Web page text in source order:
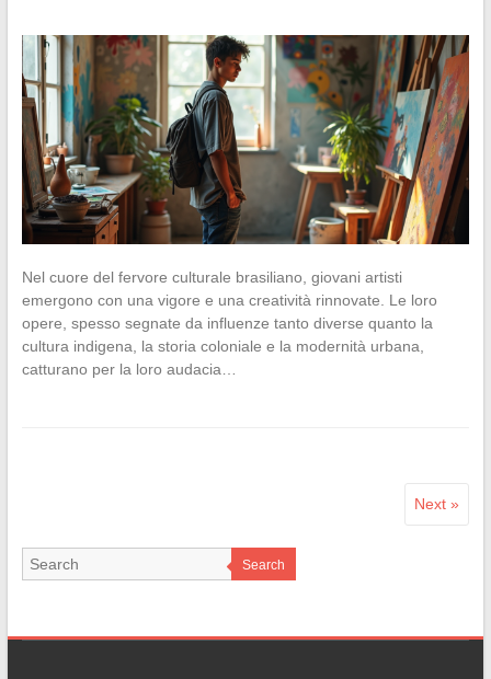
Nel cuore del fervore culturale brasiliano, giovani artisti
emergono con una vigore e una creatività rinnovate. Le loro
opere, spesso segnate da influenze tanto diverse quanto la
cultura indigena, la storia coloniale e la modernità urbana,
catturano per la loro audacia…
Next »
Search